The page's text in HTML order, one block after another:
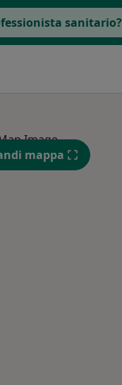
sanitario?
mappa